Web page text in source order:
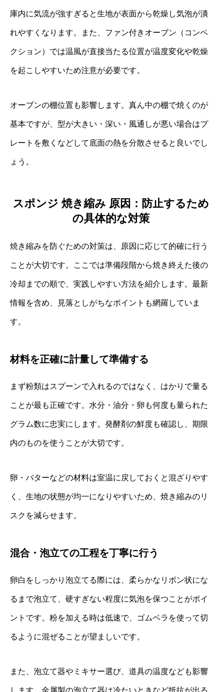
庫内に気流が強すぎると生地が表面から乾燥し気泡が潰
れやすくなります。また、ファン付きオーブン（コンベ
クション）では温風が直接当たる位置が温度変化や乾燥
を起こしやすいため注意が必要です。
オーブンの棚位置も影響します。真ん中の棚で焼くのが
基本ですが、型が大きい・深い・風通しが悪い場合はプ
レートを敷くなどして底面の熱を分散させると良いでし
ょう。
スポンジ 焼き縮み 原因：防止するため
の具体的な対策
焼き縮みを防ぐための対策は、原因に応じて的確に行う
ことが大切です。ここでは準備段階から焼き終えた後の
冷却までの順で、実践しやすい方法を紹介します。最新
情報を含め、見落としがちなポイントも網羅していま
す。
材料を正確に計量して準備する
まず粉類はスプーンで入れるのではなく、はかりで量る
ことが最も正確です。水分・油分・卵も何度も量られた
グラム数に忠実にします。発酵剤の鮮度も確認し、期限
内のものを使うことが大切です。
卵・バターなどの材料は室温に戻しておくと混ざりやす
く、生地の状態が均一になりやすいため、焼き縮みのリ
スクを減らせます。
混合・泡立ての工程を丁寧に行う
卵白をしっかり泡立てる際には、柔らかなリボン状にな
るまで泡立て、硬すぎない程度に気泡を保つことがポイ
ントです。粉を加える時は低速で、ゴムベラを使って切
るように混ぜることが望ましいです。
また、泡立て器やミキサー選び、道具の温度なども影響